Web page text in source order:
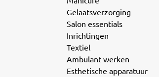
Gelaatsverzorging
Salon essentials
Inrichtingen
Textiel
Ambulant werken
Esthetische apparatuur